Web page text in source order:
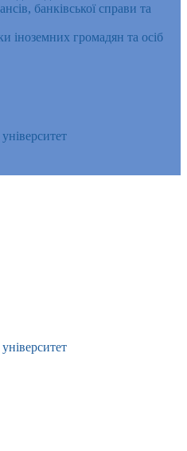
банківської справи та
іноземних громадян та осіб